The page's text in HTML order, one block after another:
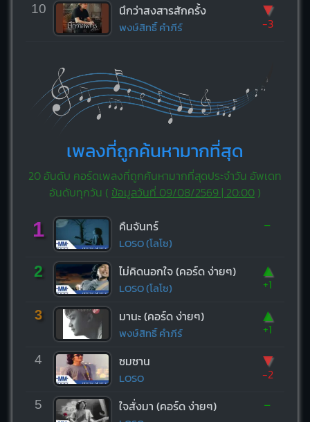
10 นึกว่าสงสารสักครั้ง
พงษ์สิทธิ์ คำภีร์
▼
-3
เพลงที่ถูกค้นหามากที่สุด
20 อันดับ คอร์ดเพลงที่ถูกค้นหามากที่สุดประจำวัน อัพเดท
อันดับทุกวัน ( ข้อมูลวันที่ 09/08/2569 | 20:00)
1 คืนจันทร์
LOSO (โลโซ)
-
2 ไม่คิดนอกใจ (คอร์ด ง่ายๆ)
LOSO (โลโซ)
▲
+1
3 มานะ (คอร์ด ง่ายๆ)
พงษ์สิทธิ์ คำภีร์
▲
+1
4 ซมซาน
LOSO
▼
-2
5 ใจสั่งมา (คอร์ด ง่ายๆ) -